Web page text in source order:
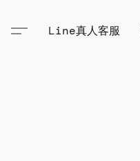
Line真人客服